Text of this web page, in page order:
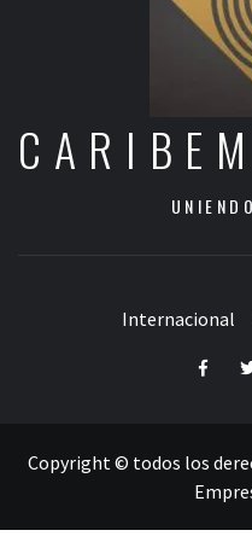
Internacional
Copyright © todos los